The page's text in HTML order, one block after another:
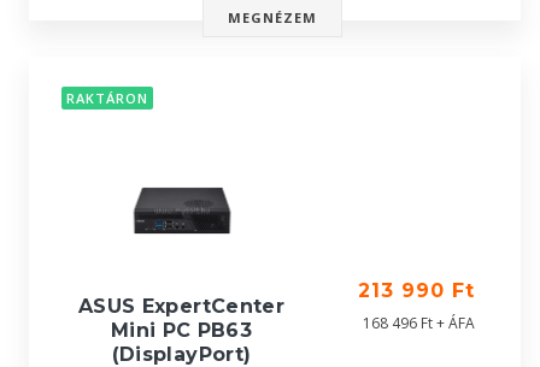
MEGNÉZEM
RAKTÁRON
ASUS ExpertCenter
Mini PC PB63
(DisplayPort)
213 990 Ft
168 496 Ft + ÁFA